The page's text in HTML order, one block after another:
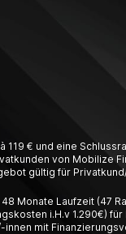
€ und eine
von Mobilize
gültig für
Monate Laufzeit (47
i.H.v 1.290€)
mit